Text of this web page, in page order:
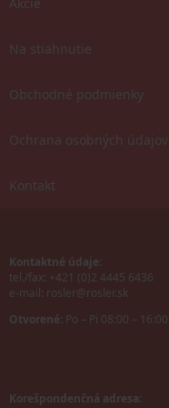
Na stiahnutie
Obchodné podmienky
Ochrana osobných údajov
Kontakt
Kontaktné údaje:
tel./fax: +421 (0)2 4445 6436
e-mail: rosler@rosler.sk
Otvorené: Po – Pi 08:00 – 16:00
Korešpondenčná adresa: